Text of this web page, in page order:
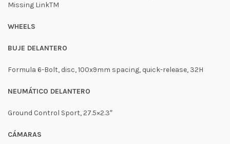
Missing LinkTM
WHEELS
BUJE DELANTERO
Formula 6-Bolt, disc, 100x9mm spacing, quick-release, 32H
NEUMÁTICO DELANTERO
Ground Control Sport, 27.5×2.3″
CÁMARAS